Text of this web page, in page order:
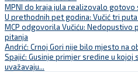
MPNI do kraja jula realizovalo
U prethodnih pet godina: Vučić tri
MCP odgovorila Vučiću: Nedopustivo
pitanja
Andrić: Crnoj Gori nije bilo mjesto na
Spajić: Gusinje primjer sredine u
uvažavaju...